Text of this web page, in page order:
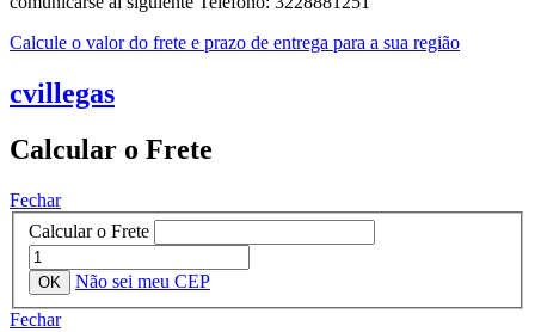
Calcule o valor do frete e prazo de entrega para a sua região
cvillegas
Calcular o Frete
Fechar
Calcular o Frete
Não sei meu CEP
Fechar